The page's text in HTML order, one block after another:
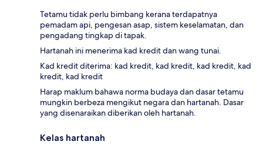
Tetamu tidak perlu bimbang kerana terdapatnya
pemadam api, pengesan asap, sistem keselamatan, dan
pengadang tingkap di tapak.
Hartanah ini menerima kad kredit dan wang tunai.
Kad kredit diterima: kad kredit, kad kredit, kad kredit, kad
kredit, kad kredit
Harap maklum bahawa norma budaya dan dasar tetamu
mungkin berbeza mengikut negara dan hartanah. Dasar
yang disenaraikan diberikan oleh hartanah.
Kelas hartanah